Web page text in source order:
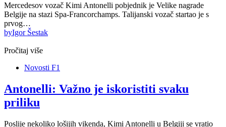
Mercedesov vozač Kimi Antonelli pobjednik je Velike nagrade
Belgije na stazi Spa-Francorchamps. Talijanski vozač startao je s
prvog…
byIgor Šestak
Pročitaj više
Novosti F1
Antonelli: Važno je iskoristiti svaku
priliku
Poslije nekoliko lošijih vikenda, Kimi Antonelli u Belgiji se vratio